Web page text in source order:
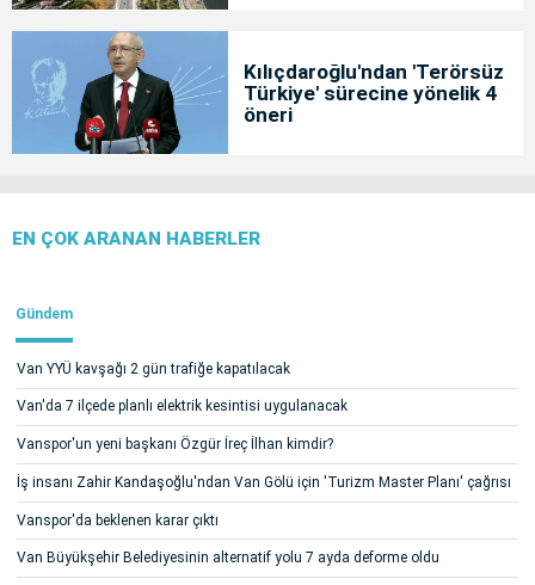
Kılıçdaroğlu'ndan 'Terörsüz
Türkiye' sürecine yönelik 4
öneri
EN ÇOK ARANAN HABERLER
Gündem
Van YYÜ kavşağı 2 gün trafiğe kapatılacak
Van'da 7 ilçede planlı elektrik kesintisi uygulanacak
Vanspor'un yeni başkanı Özgür İreç İlhan kimdir?
İş insanı Zahir Kandaşoğlu'ndan Van Gölü için 'Turizm Master Planı' çağrısı
Vanspor'da beklenen karar çıktı
Van Büyükşehir Belediyesinin alternatif yolu 7 ayda deforme oldu